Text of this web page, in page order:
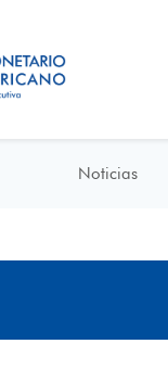
Noticias